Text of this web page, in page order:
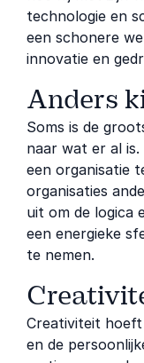
technologie en
een schonere
innovatie en
Anders
Soms is de
naar wat er al
een organisatie
organisaties
uit om de logica
een energieke
te nemen.
Creativiteit
en de